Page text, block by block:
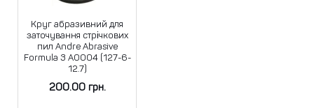
Круг абразивний для
заточування стрічкових
пил Andre Abrasive
Formula 3 A0004 (127-6-
12.7)
200.00 грн.